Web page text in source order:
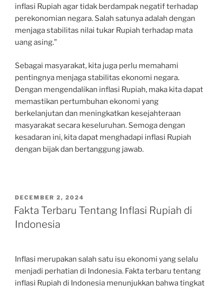
inflasi Rupiah agar tidak berdampak negatif terhadap
perekonomian negara. Salah satunya adalah dengan
menjaga stabilitas nilai tukar Rupiah terhadap mata
uang asing.”
Sebagai masyarakat, kita juga perlu memahami
pentingnya menjaga stabilitas ekonomi negara.
Dengan mengendalikan inflasi Rupiah, maka kita dapat
memastikan pertumbuhan ekonomi yang
berkelanjutan dan meningkatkan kesejahteraan
masyarakat secara keseluruhan. Semoga dengan
kesadaran ini, kita dapat menghadapi inflasi Rupiah
dengan bijak dan bertanggung jawab.
POSTED
ON
DECEMBER 2, 2024
Fakta Terbaru Tentang Inflasi Rupiah di
Indonesia
Inflasi merupakan salah satu isu ekonomi yang selalu
menjadi perhatian di Indonesia. Fakta terbaru tentang
inflasi Rupiah di Indonesia menunjukkan bahwa tingkat